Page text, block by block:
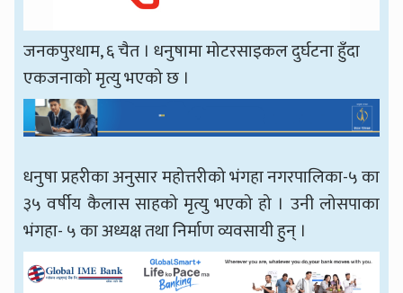
जनकपुरधाम, ६ चैत । धनुषामा मोटरसाइकल दुर्घटना हुँदा
एकजनाको मृत्यु भएको छ ।
धनुषा प्रहरीका अनुसार महोत्तरीको भंगहा नगरपालिका-५ का
३५ वर्षीय कैलास साहको मृत्यु भएको हो । उनी लोसपाका
भंगहा- ५ का अध्यक्ष तथा निर्माण व्यवसायी हुन् ।